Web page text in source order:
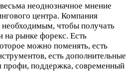
неоднозначное мнение
центра. Компания
необходимым, чтобы получать
на рынке форекс. Есть
можно поменять, есть
есть дополнительные
профи, поддержка, современный